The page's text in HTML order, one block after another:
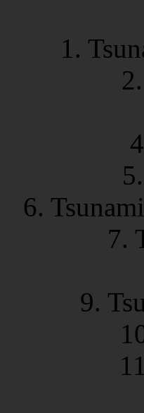
1.
6.
7.
9.